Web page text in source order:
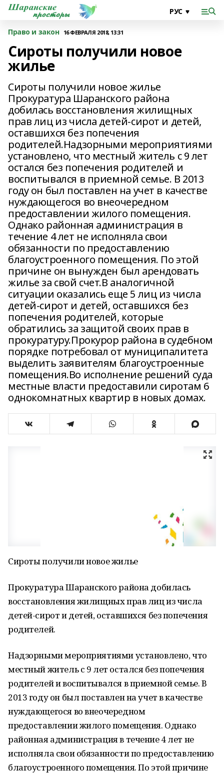
Право и закон 16 ФЕВРАЛЯ 2018, 13:31
Сироты получили новое
жилье
Сироты получили новое жилье
Прокуратура Шаранского района
добилась восстановления жилищных
прав лиц из числа детей-сирот и детей,
оставшихся без попечения
родителей.Надзорными мероприятиями
установлено, что местный житель с 9 лет
остался без попечения родителей и
воспитывался в приемной семье. В 2013
году он был поставлен на учет в качестве
нуждающегося во внеочередном
предоставлении жилого помещения.
Однако районная администрация в
течение 4 лет не исполняла свои
обязанности по предоставлению
благоустроенного помещения. По этой
причине он вынужден был арендовать
жилье за свой счет.В аналогичной
ситуации оказались еще 5 лиц из числа
детей-сирот и детей, оставшихся без
попечения родителей, которые
обратились за защитой своих прав в
прокуратуру.Прокурор района в судебном
порядке потребовал от муниципалитета
выделить заявителям благоустроенные
помещения.Во исполнение решений суда
местные власти предоставили сиротам 6
однокомнатных квартир в новых домах.
Сироты получили новое жилье
Прокуратура Шаранского района добилась
восстановления жилищных прав лиц из числа
детей-сирот и детей, оставшихся без попечения
родителей.
Надзорными мероприятиями установлено, что
местный житель с 9 лет остался без попечения
родителей и воспитывался в приемной семье. В
2013 году он был поставлен на учет в качестве
нуждающегося во внеочередном
предоставлении жилого помещения. Однако
районная администрация в течение 4 лет не
исполняла свои обязанности по предоставлению
благоустроенного помещения. По этой причине